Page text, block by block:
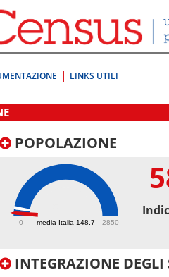
LINKS UTILI
POPOLAZIONE
media Italia 148.7
0 2850
INTEGRAZIONE DEGLI